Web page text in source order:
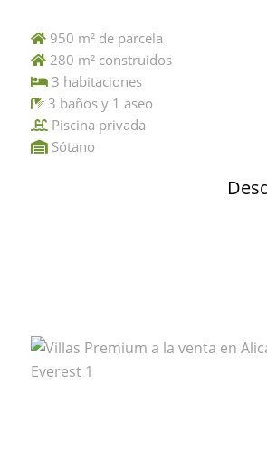
950 m² de parcela
280 m² construidos
3 habitaciones
3 baños y 1 aseo
Piscina privada
Sótano